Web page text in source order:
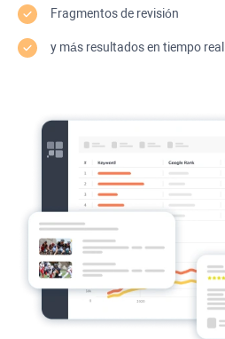
Fragmentos de revisión
y más resultados en tiempo real